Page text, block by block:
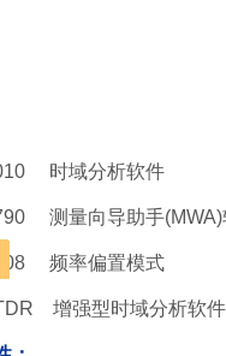
时域分析软件
测量向导助手(MWA)
008 频率偏置模式
增强型时域分析软件